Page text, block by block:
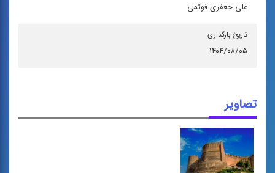
علی جعفری فوتمی
تاریخ بارگذاری
۱۴۰۴/۰۸/۰۵
تصاویر